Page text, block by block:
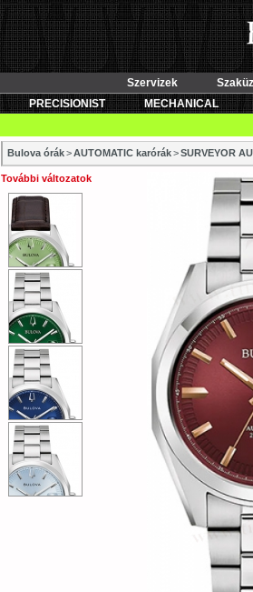
Szervizek
PRECISIONIST
MECHANICAL
Bulova órák>AUTOMATIC karórák>SURVEYOR
További változatok